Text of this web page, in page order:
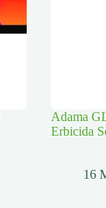
Adama
Erbicida
16